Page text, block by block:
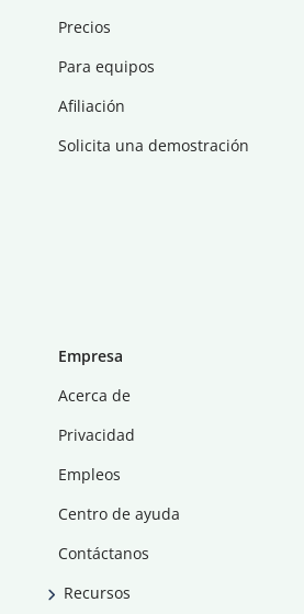
Precios
Para equipos
Afiliación
Solicita una demostración
Empresa
Acerca de
Privacidad
Empleos
Centro de ayuda
Contáctanos
Recursos